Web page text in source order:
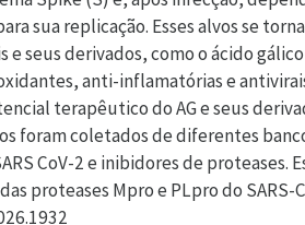
sua replicação. Esses alvos se
seus derivados, como o ácido
anti-inflamatórias e
terapêutico do AG e seus
foram coletados de diferentes
CoV-2 e inibidores de
proteases Mpro e PLpro do SARS-